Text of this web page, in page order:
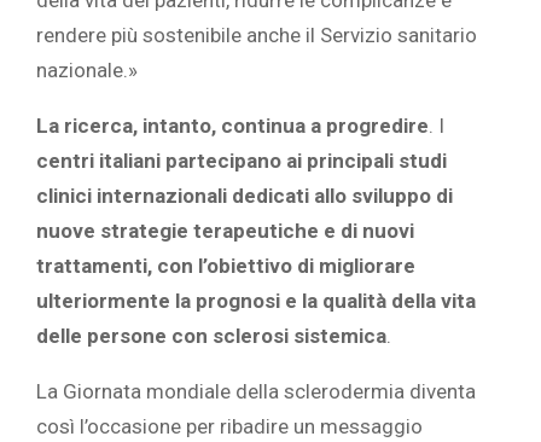
rendere più sostenibile anche il Servizio sanitario
nazionale.»
La ricerca, intanto, continua a progredire. I
centri italiani partecipano ai principali studi
clinici internazionali dedicati allo sviluppo di
nuove strategie terapeutiche e di nuovi
trattamenti, con l’obiettivo di migliorare
ulteriormente la prognosi e la qualità della vita
delle persone con sclerosi sistemica.
La Giornata mondiale della sclerodermia diventa
così l’occasione per ribadire un messaggio